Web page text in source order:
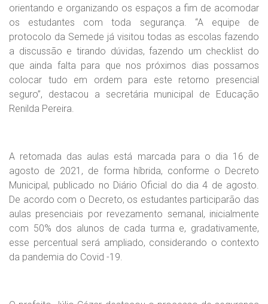
orientando e organizando os espaços a fim de acomodar
os estudantes com toda segurança. “A equipe de
protocolo da Semede já visitou todas as escolas fazendo
a discussão e tirando dúvidas, fazendo um checklist do
que ainda falta para que nos próximos dias possamos
colocar tudo em ordem para este retorno presencial
seguro”, destacou a secretária municipal de Educação
Renilda Pereira.
A retomada das aulas está marcada para o dia 16 de
agosto de 2021, de forma híbrida, conforme o Decreto
Municipal, publicado no Diário Oficial do dia 4 de agosto.
De acordo com o Decreto, os estudantes participarão das
aulas presenciais por revezamento semanal, inicialmente
com 50% dos alunos de cada turma e, gradativamente,
esse percentual será ampliado, considerando o contexto
da pandemia do Covid -19.